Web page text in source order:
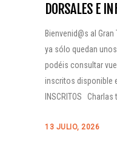
DORSALES E
Bienvenid@s al
ya sólo quedan
podéis consultar
inscritos disponible
INSCRITOS
13 JULIO, 2026